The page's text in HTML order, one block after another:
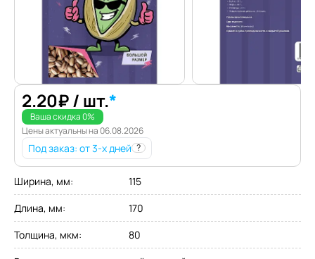
2.20₽/ шт.*
Ваша скидка0%
Цены актуальны на 06.08.2026
Под заказ: от 3-х дней ?
Ширина, мм:
115
Длина, мм:
170
Толщина, мкм:
80